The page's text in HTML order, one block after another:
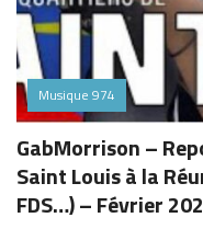
Musique 974
GabMorrison –
Saint Louis à la
FDS…) – Février